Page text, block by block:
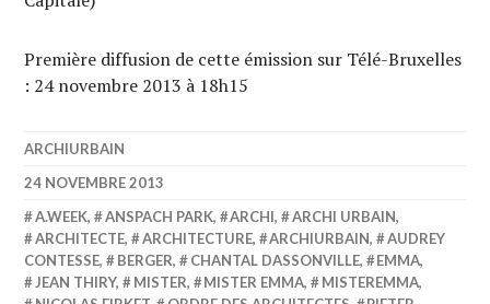
Première diffusion de cette émission sur Télé-Bruxelles
: 24 novembre 2013 à 18h15
ARCHIURBAIN
24 NOVEMBRE 2013
A.WEEK, ANSPACH PARK, ARCHI, ARCHI URBAIN,
ARCHITECTE, ARCHITECTURE, ARCHIURBAIN,
AUDREY
CONTESSE, BERGER, CHANTAL DASSONVILLE, EMMA,
JEAN THIRY, MISTER, MISTER EMMA, MISTEREMMA,